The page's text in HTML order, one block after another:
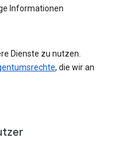
Informationen
Dienste zu nutzen.
, die wir an